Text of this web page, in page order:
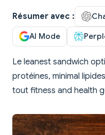
Résumer avec :
AI Mode
Le leanest sandwich
protéines, minimal
tout fitness and health